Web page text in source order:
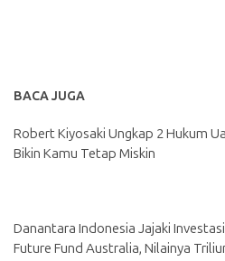
BACA JUGA
Robert Kiyosaki Ungkap 2 Hukum
Bikin Kamu Tetap Miskin
Danantara Indonesia Jajaki
Future Fund Australia, Nilainya